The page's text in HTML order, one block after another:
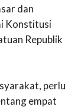
dan
Konstitusi
Republik
perlu
empat